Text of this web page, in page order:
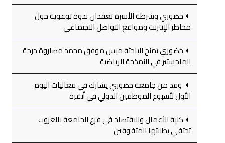
خضوري وشرطة الأسرة تعقدان ندوة توعوية حول
مخاطر الإنترنت ومواقع التواصل الاجتماعي
خضوري تمنح الباحثة ميس موفق محمد مصاروة درجة
الماجستير في النمذجة الرياضية
وفد من جامعة خضوري يشارك في فعاليات اليوم
الأول لأسبوع الموظفين الدولي في أنقرة
كلية الأعمال والاقتصاد في فرع الجامعة بالعروب
تحتفي بطلبتها المتفوقين